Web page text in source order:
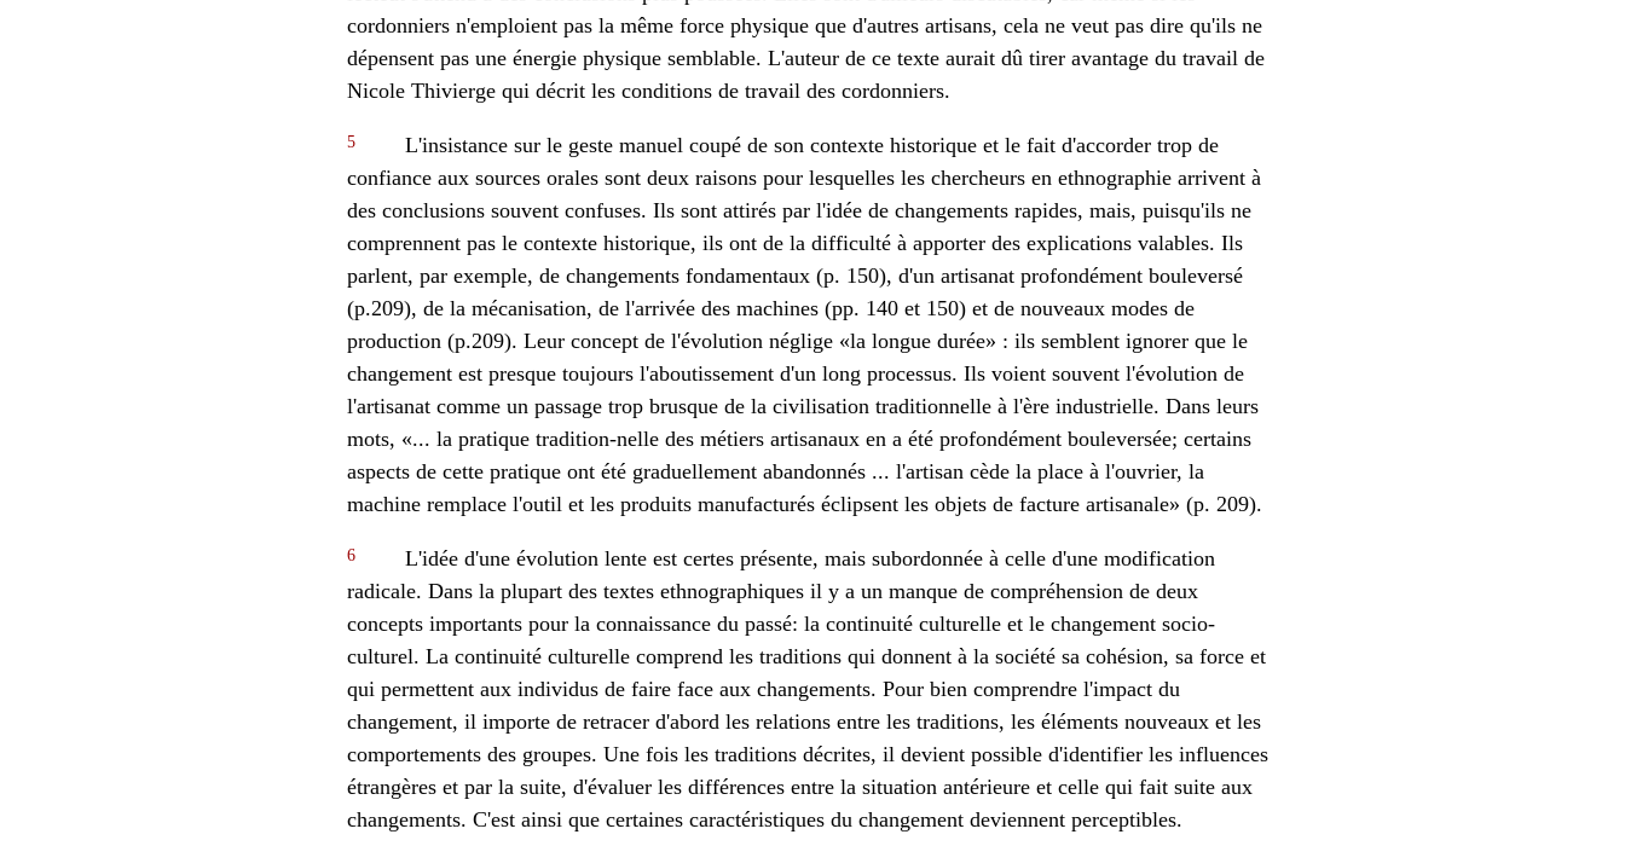
cordonniers n'emploient pas la même force physique que d'autres artisans, cela ne veut pas dire qu'ils ne
dépensent pas une énergie physique semblable. L'auteur de ce texte aurait dû tirer avantage du travail de
Nicole Thivierge qui décrit les conditions de travail des cordonniers.
5
L'insistance sur le geste manuel coupé de son contexte historique et le fait d'accorder trop de
confiance aux sources orales sont deux raisons pour lesquelles les chercheurs en ethnographie arrivent à
des conclusions souvent confuses. Ils sont attirés par l'idée de changements rapides, mais, puisqu'ils ne
comprennent pas le contexte historique, ils ont de la difficulté à apporter des explications valables. Ils
parlent, par exemple, de changements fondamentaux (p. 150), d'un artisanat profondément bouleversé
(p.209), de la mécanisation, de l'arrivée des machines (pp. 140 et 150) et de nouveaux modes de
production (p.209). Leur concept de l'évolution néglige «la longue durée» : ils semblent ignorer que le
changement est presque toujours l'aboutissement d'un long processus. Ils voient souvent l'évolution de
l'artisanat comme un passage trop brusque de la civilisation traditionnelle à l'ère industrielle. Dans leurs
mots, «... la pratique tradition-nelle des métiers artisanaux en a été profondément bouleversée; certains
aspects de cette pratique ont été graduellement abandonnés ... l'artisan cède la place à l'ouvrier, la
machine remplace l'outil et les produits manufacturés éclipsent les objets de facture artisanale» (p. 209).
6
L'idée d'une évolution lente est certes présente, mais subordonnée à celle d'une modification
radicale. Dans la plupart des textes ethnographiques il y a un manque de compréhension de deux
concepts importants pour la connaissance du passé: la continuité culturelle et le changement socio-
culturel. La continuité culturelle comprend les traditions qui donnent à la société sa cohésion, sa force et
qui permettent aux individus de faire face aux changements. Pour bien comprendre l'impact du
changement, il importe de retracer d'abord les relations entre les traditions, les éléments nouveaux et les
comportements des groupes. Une fois les traditions décrites, il devient possible d'identifier les influences
étrangères et par la suite, d'évaluer les différences entre la situation antérieure et celle qui fait suite aux
changements. C'est ainsi que certaines caractéristiques du changement deviennent perceptibles.